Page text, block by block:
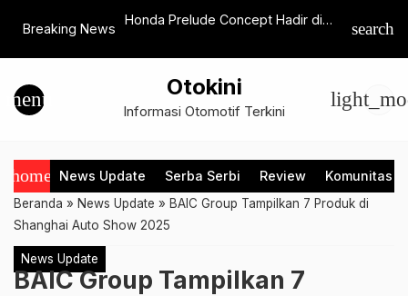
Breaking News
Menjelang
Honda Prelude Concept Hadir di
Chery
search
menu Otokini
Informasi Otomotif Terkini
home News Update Serba Serbi Review Komunitas
Beranda » News Update » BAIC Group Tampilkan 7 Produk di
Shanghai Auto Show 2025
News Update
BAIC Group Tampilkan 7